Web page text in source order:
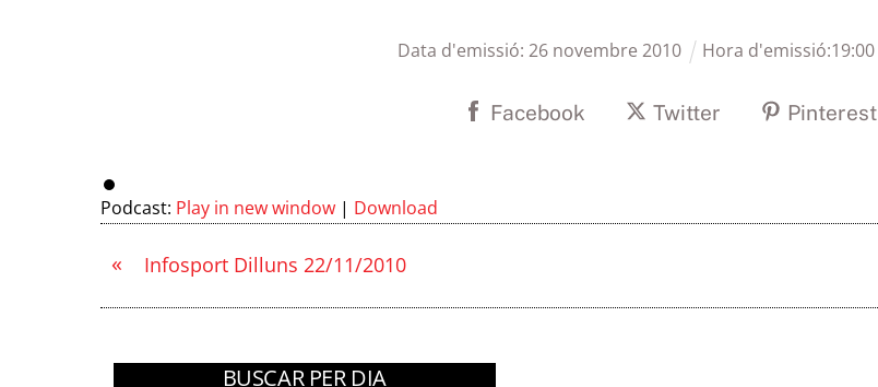
Data d'emissió:26 novembre 2010 Hora d'emissió:19:00
Facebook Twitter Pinterest
Podcast: Play in new window | Download
« Infosport Dilluns 22/11/2010
BUSCAR PER DIA